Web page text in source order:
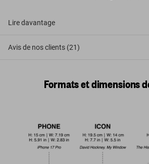
Lire davantage
Avis de nos clients (21)
Formats et dimensions